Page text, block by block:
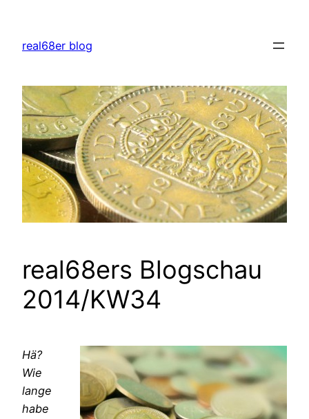
springen
real68er blog
real68ers Blogschau
2014/KW34
Hä?
Wie
lange
habe